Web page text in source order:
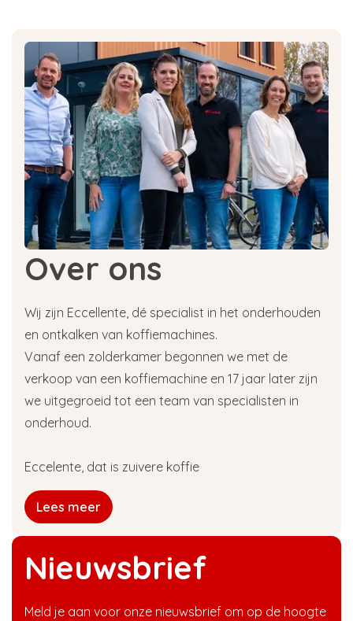
Nieuwsbrief
Meld je aan voor onze nieuwsbrief om op de hoogte
Over ons
Wij zijn Eccellente, dé specialist in het onderhouden
en ontkalken van koffiemachines.
Vanaf een zolderkamer begonnen we met de
verkoop van een koffiemachine en 17 jaar later zijn
we uitgegroeid tot een team van specialisten in
onderhoud.
Eccelente, dat is zuivere koffie
Lees meer